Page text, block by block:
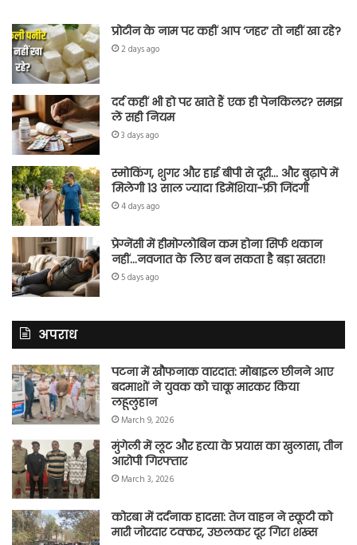
प्रोटीन के नाम पर कहीं आप ‘जहर’ तो नहीं खा रहे?
2 days ago
दर्द कहीं भी हो पर खाते हैं एक ही पेनकिलर? समझ
लें सही नियम
3 days ago
स्मोकिंग, शुगर और हाई बीपी से दूरी… और बुढ़ापे में
मिलेगी 13 साल ज्यादा डिमेंशिया-फ्री जिंदगी
4 days ago
प्रेग्नेंसी में हीमोग्लोबिन कम होना सिर्फ थकान
नहीं…नवजात के लिए बन सकता है बड़ा खतरा!
5 days ago
अपराध
पटना में खौफनाक वारदात: मोबाइल छीनने आए
बदमाशों ने युवक को चाकू मारकर किया
लहूलुहान
March 9, 2026
मुंगेली में लूट और हत्या के प्रयास का खुलासा, तीन
आरोपी गिरफ्तार
March 3, 2026
कोरबा में दर्दनाक हादसा: तेज वाहन ने स्कूटी को
मारी जोरदार टक्कर, उछलकर दूर गिरा शख्स